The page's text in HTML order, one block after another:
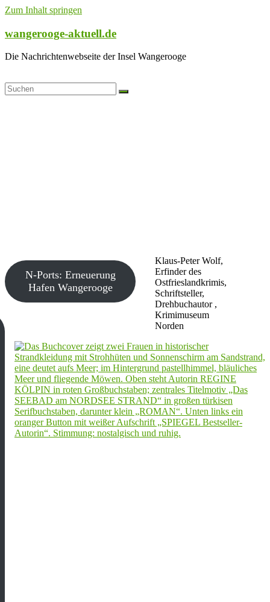
Zum Inhalt springen
wangerooge-aktuell.de
Die Nachrichtenwebseite der Insel Wangerooge
Klaus-Peter Wolf,
Erfinder des
Ostfrieslandkrimis,
Schriftsteller,
Drehbuchautor ,
Krimimuseum
Norden
N-Ports: Erneuerung
Hafen Wangerooge